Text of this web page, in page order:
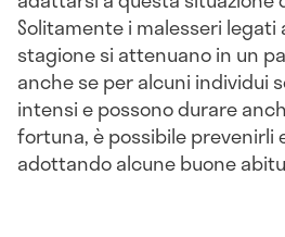
Solitamente i malesseri legati
stagione si attenuano in un
anche se per alcuni individui
intensi e possono durare
fortuna, è possibile prevenirli
adottando alcune buone